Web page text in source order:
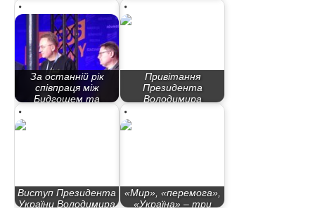
За останній рік
співпраця між
Бидгощем та
Привітання
Президента
Володимира
Виступ Президента
України Володимира
«Мир», «перемога»,
«Україна» – три